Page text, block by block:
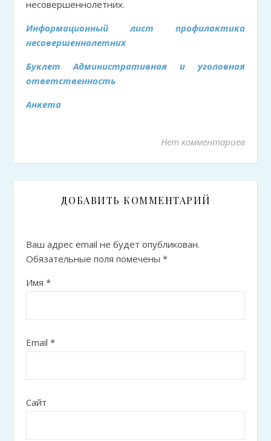
несовершеннолетних.
Информационный лист профилактика
несовершеннолетних
Буклет Административная и уголовная
ответственность
Анкета
Нет комментариев
ДОБАВИТЬ КОММЕНТАРИЙ
Ваш адрес email не будет опубликован.
Обязательные поля помечены *
Имя *
Email *
Сайт